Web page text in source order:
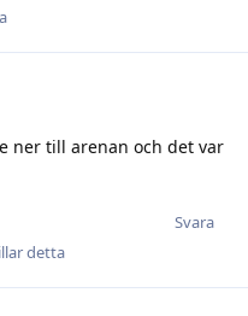
ner till arenan och det var
Svara
detta